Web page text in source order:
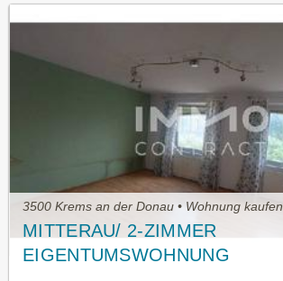
3500 Krems an der Donau • Wohnung kaufen
MITTERAU/ 2-ZIMMER
EIGENTUMSWOHNUNG